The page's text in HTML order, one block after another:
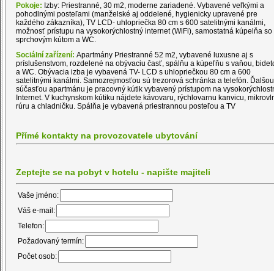
Pokoje: Izby: Priestranné, 30 m2, moderne zariadené. Vybavené veľkými a
pohodlnými posteľami (manželské aj oddelené, hygienicky upravené pre
každého zákazníka), TV LCD- uhlopriečka 80 cm s 600 satelitnými kanálmi,
možnosť prístupu na vysokorýchlostný internet (WiFi), samostatná kúpelňa so
sprchovým kútom a WC.
Sociální zařízení: Apartmány Priestranné 52 m2, vybavené luxusne aj s
príslušenstvom, rozdelené na obývaciu časť, spálňu a kúpeľňu s vaňou,
a WC. Obývacia izba je vybavená TV- LCD s uhlopriečkou 80 cm a 600
satelitnými kanálmi. Samozrejmosťou sú trezorová schránka a telefón. Ďalšou
súčasťou apartmánu je pracovný kútik vybavený prístupom na
Internet. V kuchynskom kútiku nájdete kávovaru, rýchlovarnu kanvicu,
rúru a chladničku. Spálňa je vybavená priestrannou posteľou a TV
Přímé kontakty na provozovatele ubytování
Zeptejte se na pobyt v hotelu - napište majiteli
Vaše jméno:
Váš e-mail:
Telefon:
Požadovaný termín:
Počet osob: